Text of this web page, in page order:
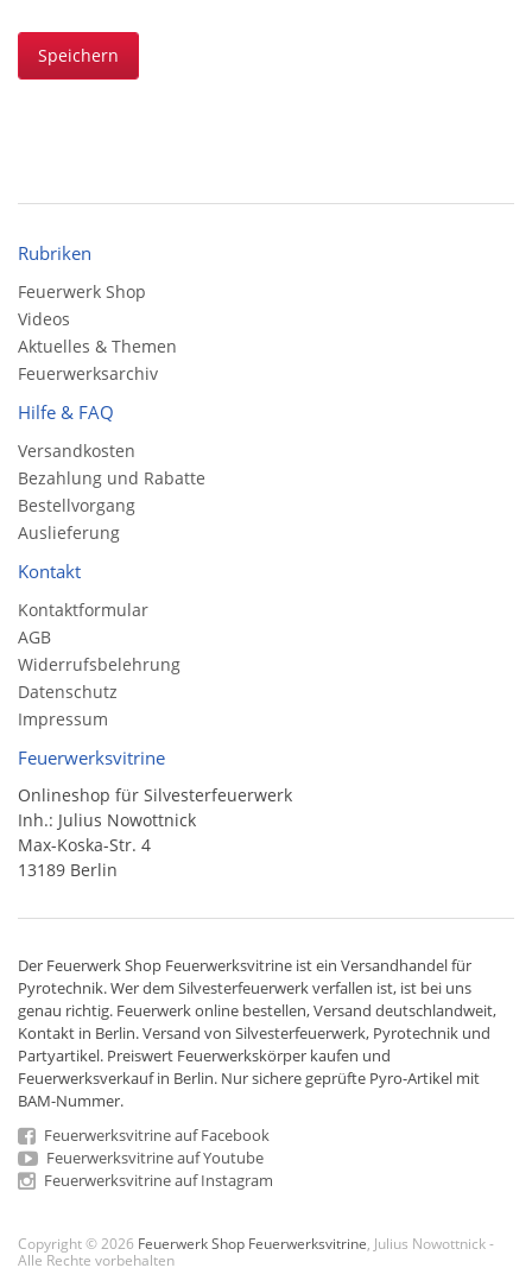
Speichern
Rubriken
Feuerwerk Shop
Videos
Aktuelles & Themen
Feuerwerksarchiv
Hilfe & FAQ
Versandkosten
Bezahlung und Rabatte
Bestellvorgang
Auslieferung
Kontakt
Kontaktformular
AGB
Widerrufsbelehrung
Datenschutz
Impressum
Feuerwerksvitrine
Onlineshop für Silvesterfeuerwerk
Inh.: Julius Nowottnick
Max-Koska-Str. 4
13189 Berlin
Der Feuerwerk Shop Feuerwerksvitrine ist ein Versandhandelfür
Pyrotechnik. Wer dem Silvesterfeuerwerk verfallen ist, ist bei uns
genau richtig. Feuerwerk online bestellen,Versand deutschlandweit,
Kontakt in Berlin. Versand von Silvesterfeuerwerk, Pyrotechnik und
Partyartikel. Preiswert Feuerwerkskörper kaufen und
Feuerwerksverkauf in Berlin. Nur sichere geprüfte Pyro-Artikel mit
BAM-Nummer.
Feuerwerksvitrine auf Facebook
Feuerwerksvitrine auf Youtube
Feuerwerksvitrine auf Instagram
Copyright © 2026 Feuerwerk Shop Feuerwerksvitrine , Julius Nowottnick -
Alle Rechte vorbehalten